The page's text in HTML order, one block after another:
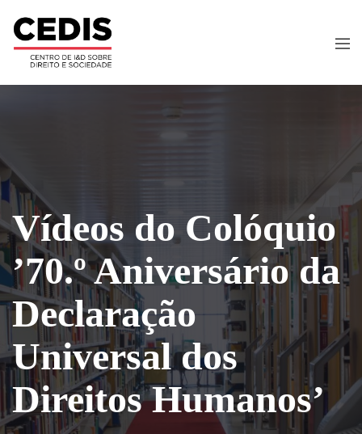
Vídeos do Colóquio
’70.º Aniversário da
Declaração
Universal dos
Direitos Humanos’